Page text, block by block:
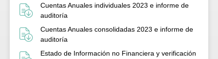
Cuentas Anuales individuales 2023 e informe de
auditoría
Cuentas Anuales consolidadas 2023 e informe de
auditoría
Estado de Información no Financiera y verificación